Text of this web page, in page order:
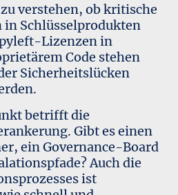
verstehen, ob kritische
in Schlüsselprodukten
Lizenzen in
Code stehen
Sicherheitslücken
betrifft die
Gibt es einen
ein Governance-Board
Auch die
ist